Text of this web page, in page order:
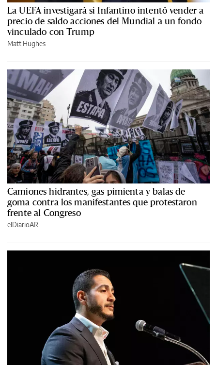
La UEFA investigará si Infantino intentó vender a
precio de saldo acciones del Mundial a un fondo
vinculado con Trump
Matt Hughes
Camiones hidrantes, gas pimienta y balas de
goma contra los manifestantes que protestaron
frente al Congreso
elDiarioAR